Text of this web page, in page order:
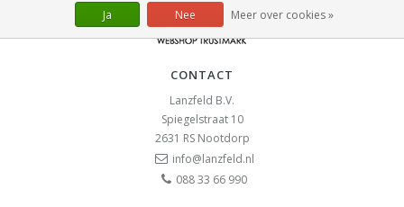
CONTACT
Lanzfeld B.V.
Spiegelstraat 10
2631 RS Nootdorp
info@lanzfeld.nl
088 33 66 990
Ja Nee Meer over cookies »